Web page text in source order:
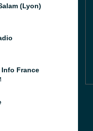
(Lyon)
Info France